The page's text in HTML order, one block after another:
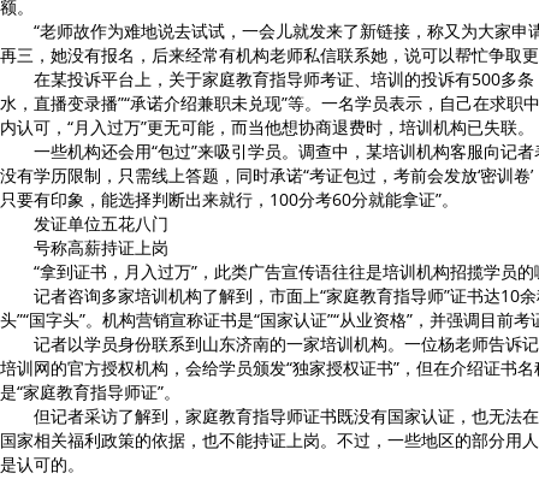
额。
“老师故作为难地说去试试，一会儿就发来了新链接，称又为大家申
再三，她没有报名，后来经常有机构老师私信联系她，说可以帮忙争取
在某投诉平台上，关于家庭教育指导师考证、培训的投诉有500多条
水，直播变录播”“承诺介绍兼职未兑现”等。一名学员表示，自己在求职
内认可，“月入过万”更无可能，而当他想协商退费时，培训机构已失联。
一些机构还会用“包过”来吸引学员。调查中，某培训机构客服向记者
没有学历限制，只需线上答题，同时承诺“考证包过，考前会发放‘密训卷’
只要有印象，能选择判断出来就行，100分考60分就能拿证”。
发证单位五花八门
号称高薪持证上岗
“拿到证书，月入过万”，此类广告宣传语往往是培训机构招揽学员的
记者咨询多家培训机构了解到，市面上“家庭教育指导师”证书达10余
头”“国字头”。机构营销宣称证书是“国家认证”“从业资格”，并强调目前考
记者以学员身份联系到山东济南的一家培训机构。一位杨老师告诉
培训网的官方授权机构，会给学员颁发“独家授权证书”，但在介绍证书
是“家庭教育指导师证”。
但记者采访了解到，家庭教育指导师证书既没有国家认证，也无法
国家相关福利政策的依据，也不能持证上岗。不过，一些地区的部分用
是认可的。